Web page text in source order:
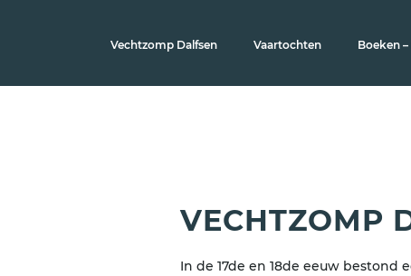
Vechtzomp Dalfsen Vaartochten Boeken
VECHTZOMP
In de 17de en 18de eeuw